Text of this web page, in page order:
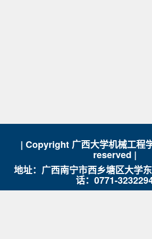
| Copyright 广西大学机械工程
reserved |
地址：广西南宁市西乡塘区大学
话：0771-